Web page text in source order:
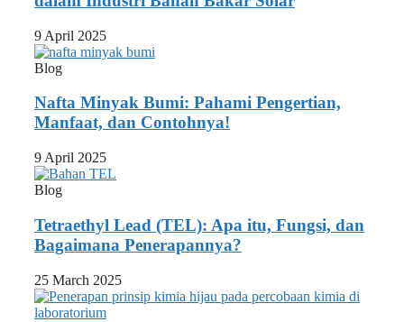
9 April 2025
Blog
Nafta Minyak Bumi: Pahami Pengertian,
Manfaat, dan Contohnya!
9 April 2025
Blog
Tetraethyl Lead (TEL): Apa itu, Fungsi, dan
Bagaimana Penerapannya?
25 March 2025